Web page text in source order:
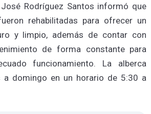
Rodríguez Santos informó que
rehabilitadas para ofrecer un
y limpio, además de contar con
de forma constante para
funcionamiento. La alberca
a domingo en un horario de 5:30 a